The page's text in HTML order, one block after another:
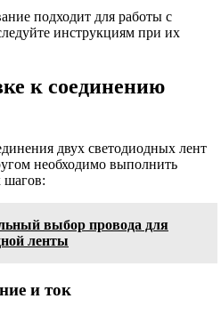
подходит для работы с
инструкциям при их
к соединению
двух светодиодных лент
необходимо выполнить
шагов:
выбор провода для
ленты
и ток